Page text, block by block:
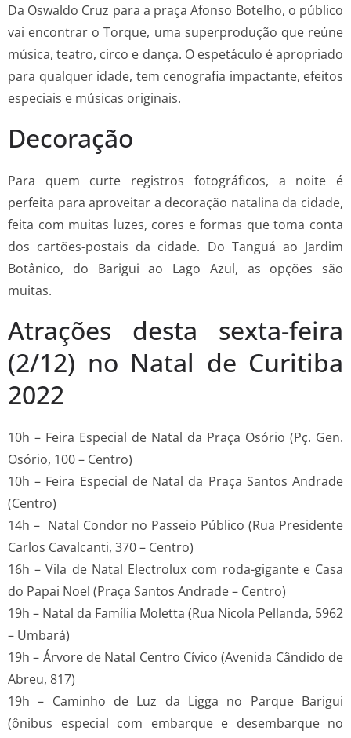
Da Oswaldo Cruz para a praça Afonso Botelho, o público
vai encontrar o Torque, uma superprodução que reúne
música, teatro, circo e dança. O espetáculo é apropriado
para qualquer idade, tem cenografia impactante, efeitos
especiais e músicas originais.
Decoração
Para quem curte registros fotográficos, a noite é
perfeita para aproveitar a decoração natalina da cidade,
feita com muitas luzes, cores e formas que toma conta
dos cartões-postais da cidade. Do Tanguá ao Jardim
Botânico, do Barigui ao Lago Azul, as opções são
muitas.
Atrações desta sexta-feira
(2/12) no Natal de Curitiba
2022
10h – Feira Especial de Natal da Praça Osório (Pç. Gen.
Osório, 100 – Centro)
10h – Feira Especial de Natal da Praça Santos Andrade
(Centro)
14h – Natal Condor no Passeio Público (Rua Presidente
Carlos Cavalcanti, 370 – Centro)
16h – Vila de Natal Electrolux com roda-gigante e Casa
do Papai Noel (Praça Santos Andrade – Centro)
19h – Natal da Família Moletta (Rua Nicola Pellanda, 5962
– Umbará)
19h – Árvore de Natal Centro Cívico (Avenida Cândido de
Abreu, 817)
19h – Caminho de Luz da Ligga no Parque Barigui
(ônibus especial com embarque e desembarque no